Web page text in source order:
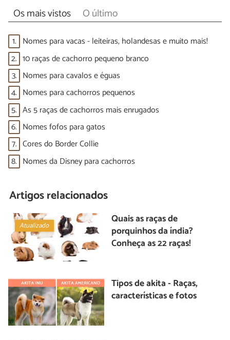
Os mais vistos O último
1. Nomes para vacas - leiteiras, holandesas e muito mais!
2. 10 raças de cachorro pequeno branco
3. Nomes para cavalos e éguas
4. Nomes para cachorros pequenos
5. As 5 raças de cachorros mais enrugados
6. Nomes fofos para gatos
7. Cores do Border Collie
8. Nomes da Disney para cachorros
Artigos relacionados
Atualizado
Quais as raças de
porquinhos da índia?
Conheça as 22 raças!
Tipos de akita - Raças,
características e fotos